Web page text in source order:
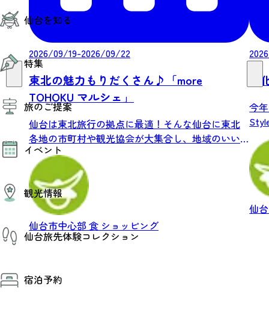
仙台夜時間
モデルコース
エリアガイド
お知らせ
お得なチケット
仙台を知る
仙台の魅力
エリアガイド
復興に向けて
仙台観光PR動画ライブラリー
仙台から行く東北周遊旅
伝統的工芸品
特集
特集
夜時間トピックス
旅のご提案
モデルコース
AIおまかせコース
オリジナルプラン
みんなの旅行記
イベント
イベント情報
その他イベント情報（音楽・展示会）
スポーツ情報
コンベンション情報
観光情報
観光スポット
温泉
プロスポーツチーム・プロオーケストラ
仙台の銘品
仙台旅先体験コレクション
体験プログラム検索（予約）
宿泊予約
2026/09/19-2026/09/22
東北の魅力もりだくさん♪「more
TOHOKU マルシェ」
仙台は東北旅行の拠点に最適！そんな仙台に東北
各地の市町村や観光協会が大集合し、地域のいい
もの、...
仙台市中心部 食 ショッピング
今
仙